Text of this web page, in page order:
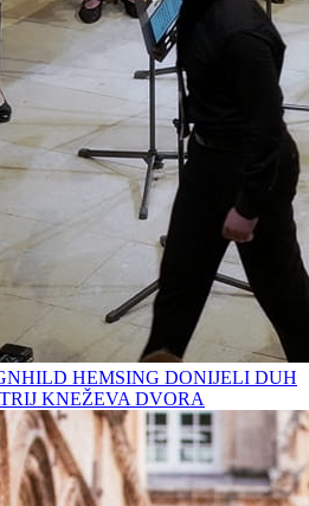
HEMSING DONIJELI DUH
KNEŽEVA DVORA